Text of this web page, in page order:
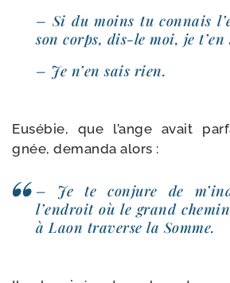
– Si du moins tu connais
son corps, dis-​le moi, je t’en
– Je n’en sais rien.
Eusébie, que l’ange avait
gnée, deman­da alors :
– Je te conjure de
l’endroit où le grand
à Laon tra­verse la Somme.